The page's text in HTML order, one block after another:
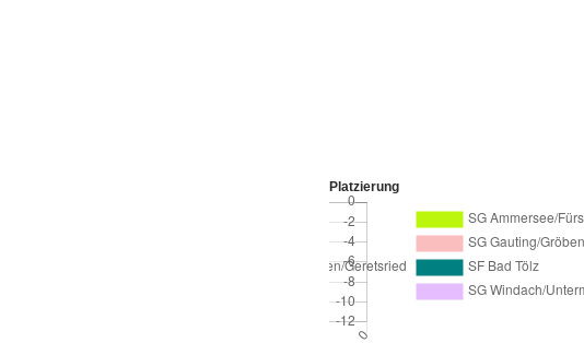
Platzierung